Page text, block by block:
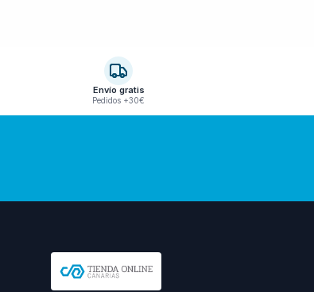
Envío gratis
Pedidos +30€